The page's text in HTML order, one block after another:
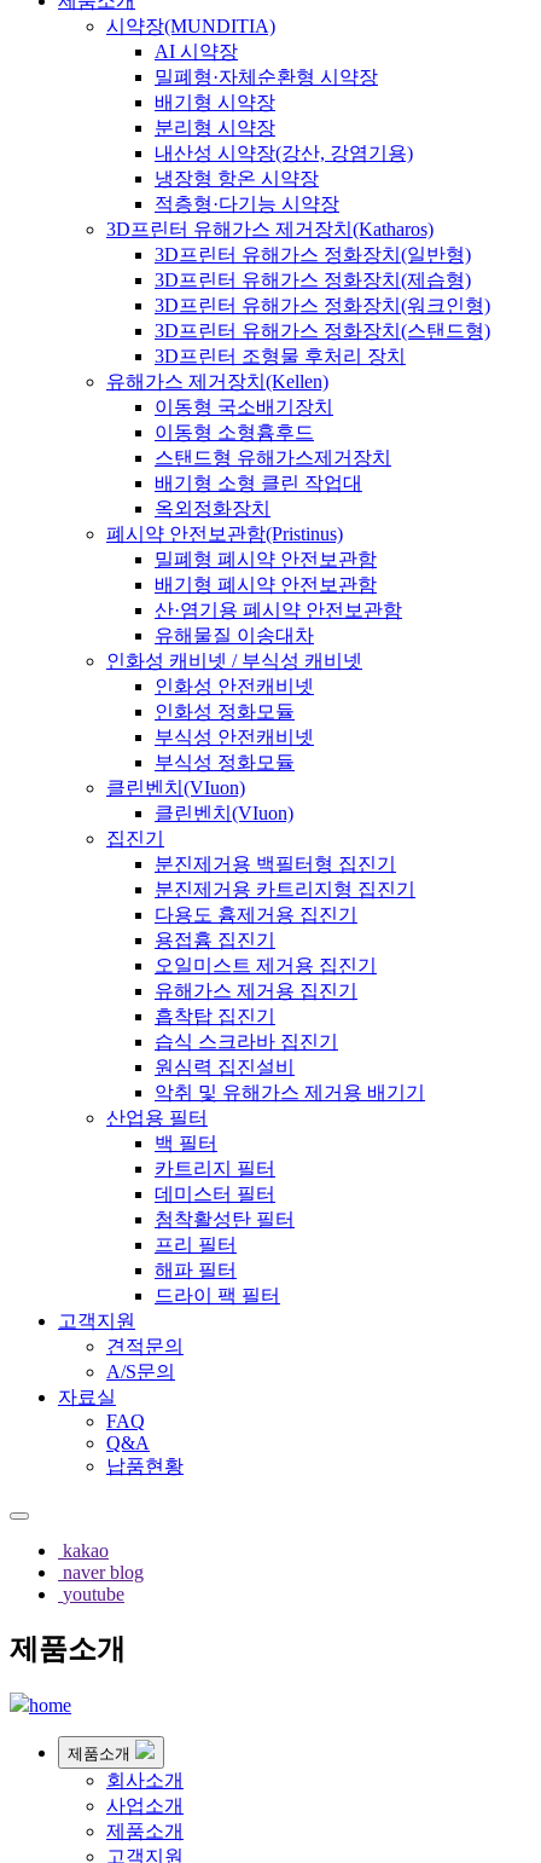
시약장(MUNDITIA)
AI 시약장
밀폐형·자체순환형 시약장
배기형 시약장
분리형 시약장
내산성 시약장(강산, 강염기용)
냉장형 항온 시약장
적층형·다기능 시약장
3D프린터 유해가스 제거장치(Katharos)
3D프린터 유해가스 정화장치(일반형)
3D프린터 유해가스 정화장치(제습형)
3D프린터 유해가스 정화장치(워크인형)
3D프린터 유해가스 정화장치(스탠드형)
3D프린터 조형물 후처리 장치
유해가스 제거장치(Kellen)
이동형 국소배기장치
이동형 소형흄후드
스탠드형 유해가스제거장치
배기형 소형 클린 작업대
옥외정화장치
폐시약 안전보관함(Pristinus)
밀폐형 폐시약 안전보관함
배기형 폐시약 안전보관함
산·염기용 폐시약 안전보관함
유해물질 이송대차
인화성 캐비넷 / 부식성 캐비넷
인화성 안전캐비넷
인화성 정화모듈
부식성 안전캐비넷
부식성 정화모듈
클린벤치(VIuon)
클린벤치(VIuon)
집진기
분진제거용 백필터형 집진기
분진제거용 카트리지형 집진기
다용도 흄제거용 집진기
용접흄 집진기
오일미스트 제거용 집진기
유해가스 제거용 집진기
흡착탑 집진기
습식 스크라바 집진기
원심력 집진설비
악취 및 유해가스 제거용 배기기
산업용 필터
백 필터
카트리지 필터
데미스터 필터
첨착활성탄 필터
프리 필터
해파 필터
드라이 팩 필터
고객지원
견적문의
A/S문의
자료실
FAQ
Q&A
납품현황
kakao
naver blog
youtube
제품소개
home
제품소개
회사소개
사업소개
제품소개
고객지원